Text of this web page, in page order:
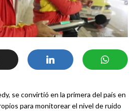
se convirtió en la primera del país en
para monitorear el nivel de ruido